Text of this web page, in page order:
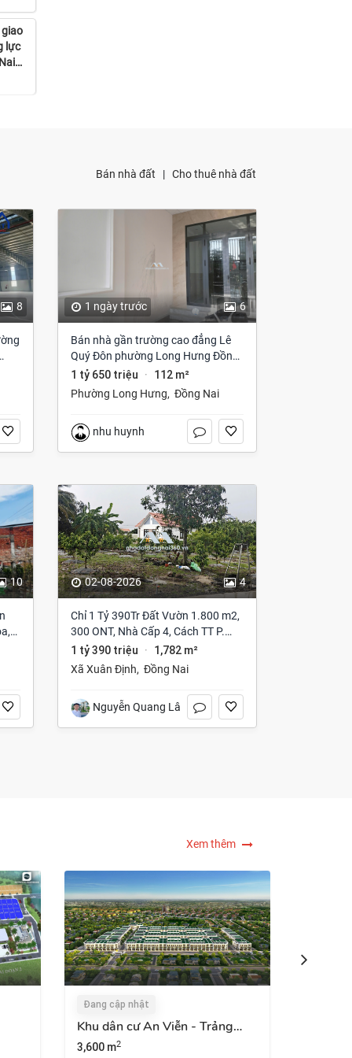
lực
Bán nhà đất | Cho thuê nhà đất
8 6
1 ngày trước
Bán nhà gần trường cao đẳng Lê
Quý Đôn phường Long Hưng Đồng
Nai
1 tỷ 650 triệu · 112 m²
Phường Long Hưng, Đồng Nai
nhu huynh
10 4
02-08-2026
Chỉ 1 Tỷ 390Tr Đất Vườn 1.800 m2,
300 ONT, Nhà Cấp 4, Cách TT P.
Long Khánh Vài Phút!
1 tỷ 390 triệu · 1,782 m²
Xã Xuân Định, Đồng Nai
Nguyễn Quang Lâm
Xem thêm
dân cư An Viễn - Trảng
Ecopark Nhơn Trạch